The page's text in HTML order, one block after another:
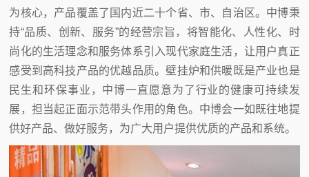
为核心，产品覆盖了国内近二十个省、市、自治区。中博秉
持“品质、创新、服务”的经营宗旨，将智能化、人性化、时
尚化的生活理念和服务体系引入现代家庭生活，让用户真正
感受到高科技产品的优越品质。壁挂炉和供暖既是产业也是
民生和环保事业，中博一直愿意为了行业的健康可持续发
展，担当起正面示范带头作用的角色。中博会一如既往地提
供好产品、做好服务，为广大用户提供优质的产品和系统。